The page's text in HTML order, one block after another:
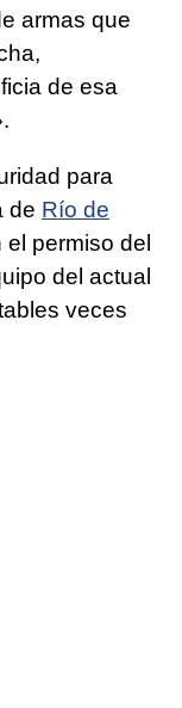
armas que
de esa
para
de Río de
el permiso del
del actual
veces